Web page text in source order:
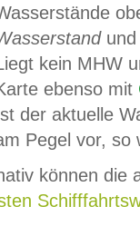
und
kein MHW
ebenso mit
der aktuelle
Pegel vor,
können die